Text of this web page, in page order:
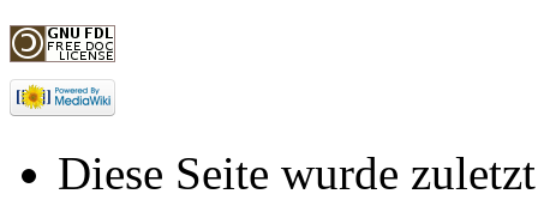
Diese Seite wurde